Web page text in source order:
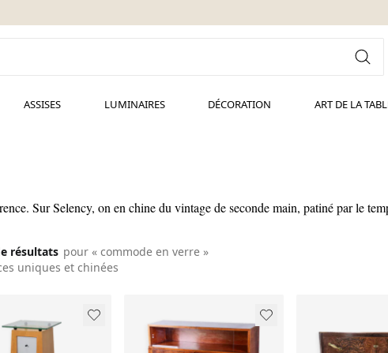
ASSISES LUMINAIRES DÉCORATION ART DE LA
Sur Selency, on en chine du vintage de seconde main, patiné par le
résultats pour « commode en verre »
uniques et chinées